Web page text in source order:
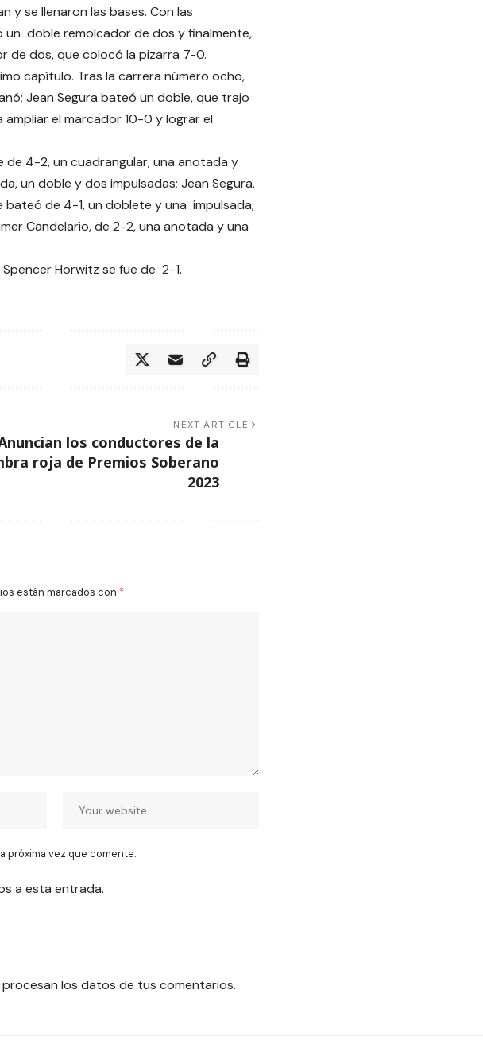
y se llenaron las bases. Con las
un doble remolcador de dos y finalmente,
de dos, que colocó la pizarra 7-0.
capítulo. Tras la carrera número ocho,
Jean Segura bateó un doble, que trajo
el marcador 10-0 y lograr el
de 4-2, un cuadrangular, una anotada y
un doble y dos impulsadas; Jean Segura,
bateó de 4-1, un doblete y una impulsada;
Candelario, de 2-2, una anotada y una
Horwitz se fue de 2-1.
NEXT ARTICLE
los conductores de la
roja de Premios Soberano
2023
están marcados con *
próxima vez que comente.
a esta entrada.
los datos de tus comentarios.